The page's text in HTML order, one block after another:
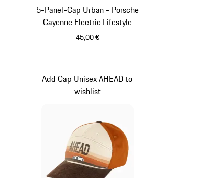
5-Panel-Cap Urban - Porsche
Cayenne Electric Lifestyle
45,00 €
Add Cap Unisex AHEAD to
wishlist